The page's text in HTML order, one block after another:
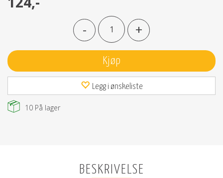
- +
Kjøp
Legg i ønskeliste
10 På lager
BESKRIVELSE